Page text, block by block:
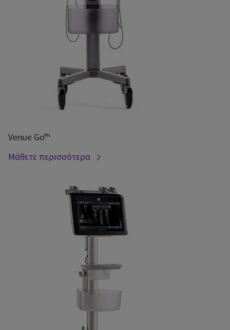
Venue Go™
Μάθετε περισσότερα